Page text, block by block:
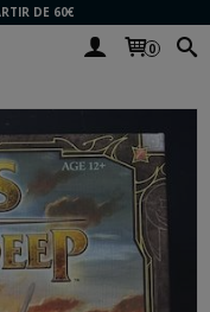
DE 60€
0